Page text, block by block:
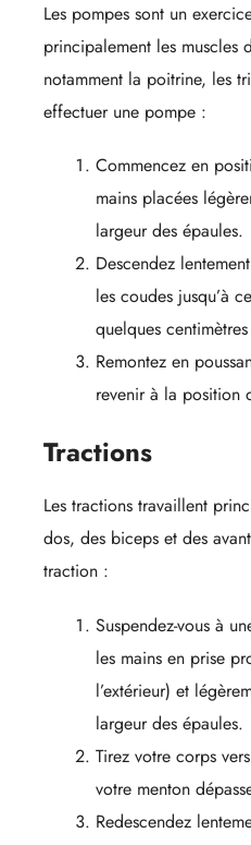
Les pompes sont un
principalement les muscles
notamment la poitrine, les
effectuer une pompe :
Commencez en
mains placées
largeur des épaules.
Descendez
les coudes jusqu’à
quelques
Remontez en
revenir à la position
Tractions
Les tractions travaillent
dos, des biceps et des
traction :
Suspendez-vous à
les mains en prise
l’extérieur) et
largeur des épaules.
Tirez votre corps
votre menton
Redescendez